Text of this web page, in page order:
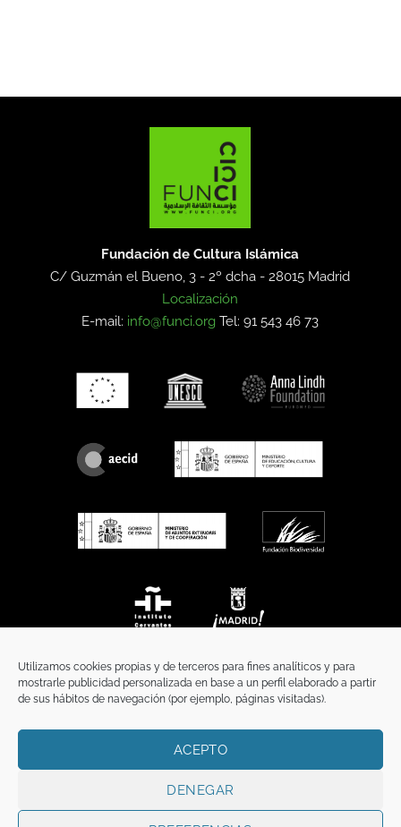
Utilizamos cookies propias y de terceros para fines analíticos y para
mostrarle publicidad personalizada en base a un perfil elaborado a partir
de sus hábitos de navegación (por ejemplo, páginas visitadas).
ACEPTO
DENEGAR
Fundación de Cultura Islámica
C/ Guzmán el Bueno, 3 - 2º dcha -28015 Madrid
Localización
E-mail: info@funci.org Tel: 91 543 46 73
TÉRMINOS Y CONDICIONES
Copyright 2026 ©FunciFUNCI es titular de los derechos de propiedad